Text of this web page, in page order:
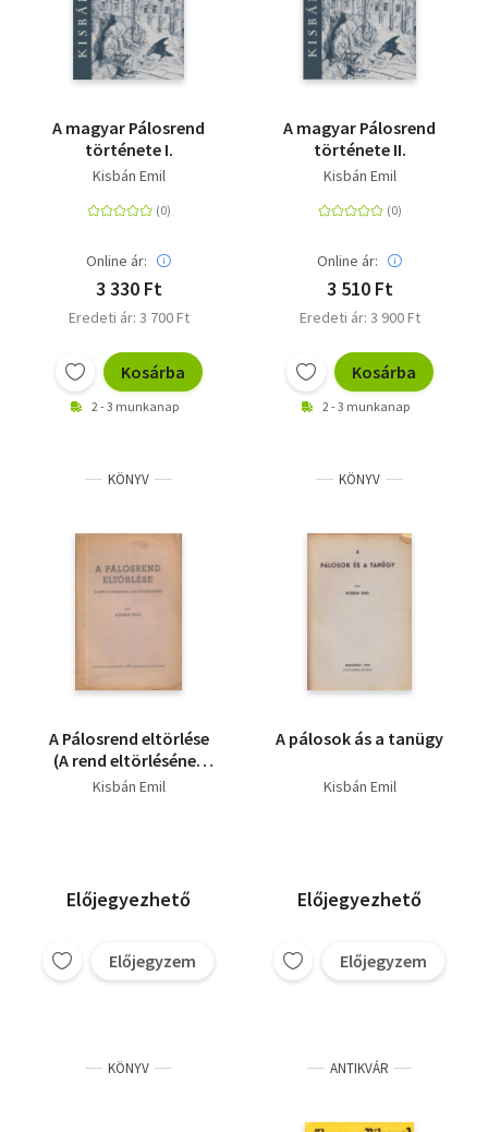
A magyar Pálosrend
története I.
Kisbán Emil
Online ár:
3 330 Ft
Eredeti ár: 3 700 Ft
Kosárba
2 - 3 munkanap
A magyar Pálosrend
története II.
Kisbán Emil
Online ár:
3 510 Ft
Eredeti ár: 3 900 Ft
Kosárba
2 - 3 munkanap
KÖNYV
A Pálosrend eltörlése
(A rend eltörlésének
150-ik évfordulóján)
Kisbán Emil
Előjegyezhető
Előjegyzem
KÖNYV
A pálosok ás a tanügy
Kisbán Emil
Előjegyezhető
Előjegyzem
KÖNYV ANTIKVÁR